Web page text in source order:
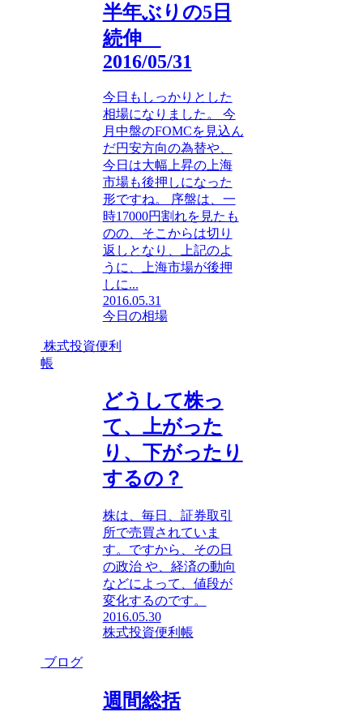
半年ぶりの5日
続伸
2016/05/31
今日もしっかりとした
相場になりました。 今
月中盤のFOMCを見込ん
だ円安方向の為替や、
今日は大幅上昇の上海
市場も後押しになった
形ですね。 序盤は、一
時17000円割れを見たも
のの、そこからは切り
返しとなり、上記のよ
うに、上海市場が後押
しに...
2016.05.31
今日の相場
株式投資便利
帳
どうして株っ
て、上がった
り、下がったり
するの？
株は、毎日、証券取引
所で売買されていま
す。ですから、その日
の政治 や、経済の動向
などによって、値段が
変化するのです。
2016.05.30
株式投資便利帳
ブログ
週間総括